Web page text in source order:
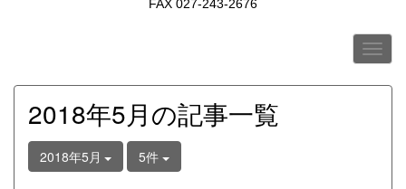
FAX 027-243-2676
2018年5月の記事一覧
2018年5月 5件